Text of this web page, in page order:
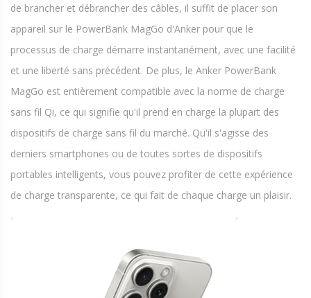
de brancher et débrancher des câbles, il suffit de placer son
appareil sur le PowerBank MagGo d'Anker pour que le
processus de charge démarre instantanément, avec une facilité
et une liberté sans précédent. De plus, le Anker PowerBank
MagGo est entièrement compatible avec la norme de charge
sans fil Qi, ce qui signifie qu'il prend en charge la plupart des
dispositifs de charge sans fil du marché. Qu'il s'agisse des
derniers smartphones ou de toutes sortes de dispositifs
portables intelligents, vous pouvez profiter de cette expérience
de charge transparente, ce qui fait de chaque charge un plaisir.